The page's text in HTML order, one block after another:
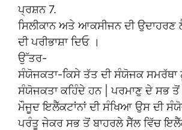
ਪ੍ਰਸ਼ਨ 7.
ਸਿਲੀਕਾਨ ਅਤੇ ਆਕਸੀਜਨ ਦੀ ਉਦਾਹਰਣ
ਦੀ ਪਰੀਭਾਸ਼ਾ ਦਿਓ ।
ਉੱਤਰ-
ਸੰਯੋਜਕਤਾ-ਕਿਸੇ ਤੱਤ ਦੀ ਸੰਯੋਜਕ ਸਮਰੱਥਾ
ਸੰਯੋਜਕਤਾ ਕਹਿੰਦੇ ਹਨ | ਪਰਮਾਣੁ ਦੇ ਸਭ ਤੋਂ
ਮੌਜੂਦ ਇਲੈੱਕਟਾਂਨਾਂ ਦੀ ਸੰਖਿਆ ਉਸ ਦੀ
ਪਰੰਤੂ ਜੇਕਰ ਸਭ ਤੋਂ ਬਾਹਰਲੇ ਸੈੱਲ ਵਿੱਚ